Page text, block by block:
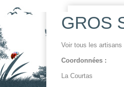
GROS
Voir tous les
Coordonnées :
La Courtas